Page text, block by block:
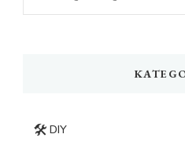
for
🛠️ DIY